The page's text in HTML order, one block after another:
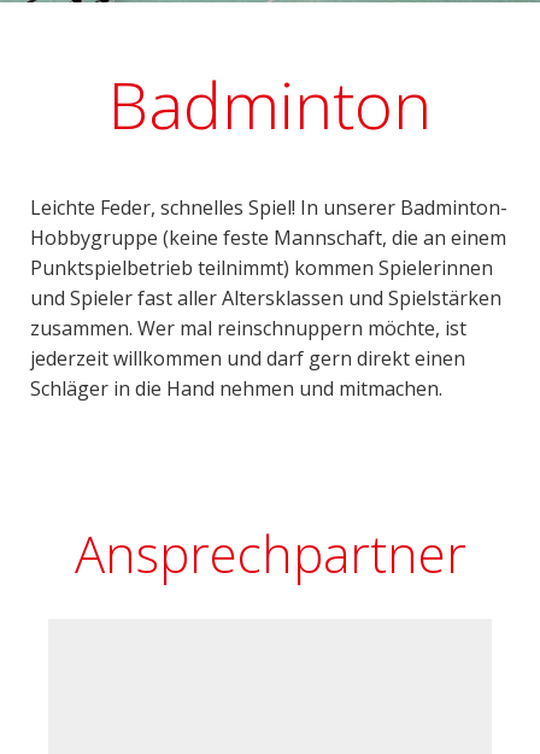
Badminton
Leichte Feder, schnelles Spiel! In unserer Badminton-
Hobbygruppe (keine feste Mannschaft, die an einem
Punktspielbetrieb teilnimmt) kommen Spielerinnen
und Spieler fast aller Altersklassen und Spielstärken
zusammen. Wer mal reinschnuppern möchte, ist
jederzeit willkommen und darf gern direkt einen
Schläger in die Hand nehmen und mitmachen.
Ansprechpartner